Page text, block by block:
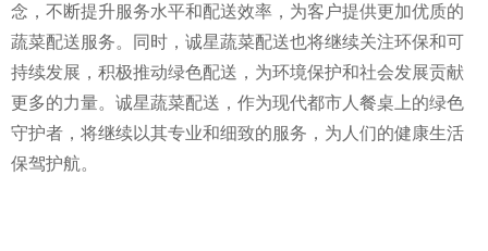
念，不断提升服务水平和配送效率，为客户提供更加优质的
蔬菜配送服务。同时，诚星蔬菜配送也将继续关注环保和可
持续发展，积极推动绿色配送，为环境保护和社会发展贡献
更多的力量。诚星蔬菜配送，作为现代都市人餐桌上的绿色
守护者，将继续以其专业和细致的服务，为人们的健康生活
保驾护航。